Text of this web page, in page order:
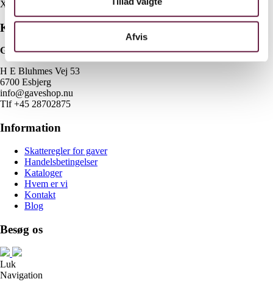
Afvis
X
Kontakt
Gaveshop.nu
H E Bluhmes Vej 53
6700 Esbjerg
info@gaveshop.nu
Tlf +45 28702875
Information
Skatteregler for gaver
Handelsbetingelser
Kataloger
Hvem er vi
Kontakt
Blog
Besøg os
Luk
Navigation